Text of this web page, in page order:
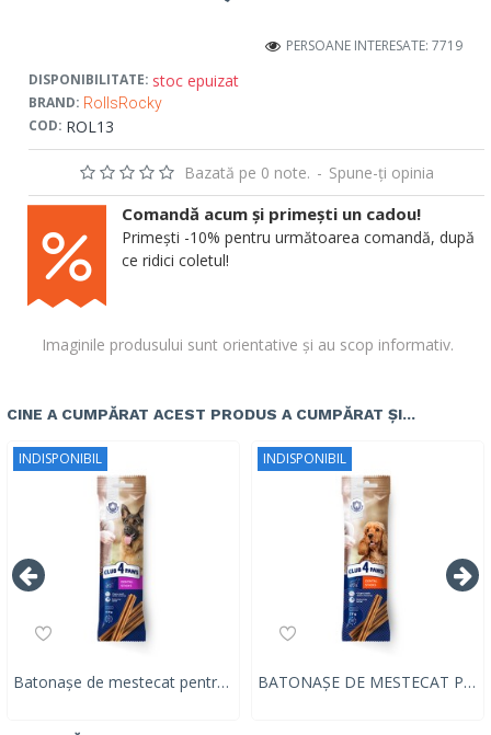
DISPONIBILITATE: stoc epuizat
BRAND: RollsRocky
COD: ROL13
PERSOANE INTERESATE: 7719
Bazată pe 0 note. - Spune-ţi opinia
Imaginile produsului sunt orientative și au scop informativ.
Comandă acum și primești un cadou!
Primești -10% pentru următoarea comandă, după
ce ridici coletul!
CINE A CUMPĂRAT ACEST PRODUS A CUMPĂRAT ȘI...
INDISPONIBIL
Batonașe de mestecat pentru câini adulți Club 4 Paws Premium Dental Sticks 117g
INDISPONIBIL
BATONAȘE DE MESTECAT PENTRU CÂINI ADULȚI CLUB 4 PAWS PREMIUM DENTAL STICKS, 77g